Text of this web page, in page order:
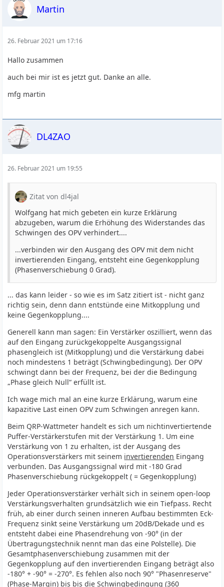
Martin
26. Februar 2021 um 17:16
Hallo zusammen
auch bei mir ist es jetzt gut. Danke an alle.
mfg martin
DL4ZAO
26. Februar 2021 um 19:55
Zitat von dl4jal
Wolfgang hat mich gebeten ein kurze Erklärung
abzugeben, warum die Erhöhung des Widerstandes das
Schwingen des OPV verhindert....
...verbinden wir den Ausgang des OPV mit dem nicht
invertierenden Eingang, entsteht eine Gegenkopplung
(Phasenverschiebung 0 Grad).
... das kann leider - so wie es im Satz zitiert ist - nicht ganz
richtig sein, denn dann entstünde eine Mitkopplung und
keine Gegenkopplung....
Generell kann man sagen: Ein Verstärker oszilliert, wenn das
auf den Eingang zurückgekoppelte Ausgangssignal
phasengleich ist (Mitkopplung) und die Verstärkung dabei
noch mindestens 1 beträgt (Schwingbedingung). Der OPV
schwingt dann bei der Frequenz, bei der die Bedingung
„Phase gleich Null“ erfüllt ist.
Ich wage mich mal an eine kurze Erklärung, warum eine
kapazitive Last einen OPV zum Schwingen anregen kann.
Beim QRP-Wattmeter handelt es sich um nichtinvertiertende
Puffer-Verstärkerstufen mit der Verstärkung 1. Um eine
Verstärkung von 1 zu erhalten, ist der Ausgang des
Operationsverstärkers mit seinem invertierenden Eingang
verbunden. Das Ausgangssignal wird mit -180 Grad
Phasenverschiebung rückgekoppelt ( = Gegenkopplung)
Jeder Operationsverstärker verhält sich in seinem open-loop
Verstärkungsverhalten grundsätzlich wie ein Tiefpass. Recht
früh, ab einer durch seinen inneren Aufbau bestimmten Eck-
Frequenz sinkt seine Verstärkung um 20dB/Dekade und es
entsteht dabei eine Phasendrehung von -90° (in der
Übertragungstechnik nennt man das eine Polstelle). Die
Gesamtphasenverschiebung zusammen mit der
Gegenkopplung auf den invertierenden Eingang beträgt also
-180° + -90° = -270°. Es fehlen also noch 90° "Phasenreserve"
(Phase-Margin) bis bis die Schwingbedingung (360